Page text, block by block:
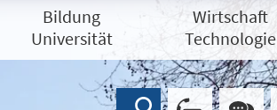
Bildung
Universität
Wirtschaft
Technologie